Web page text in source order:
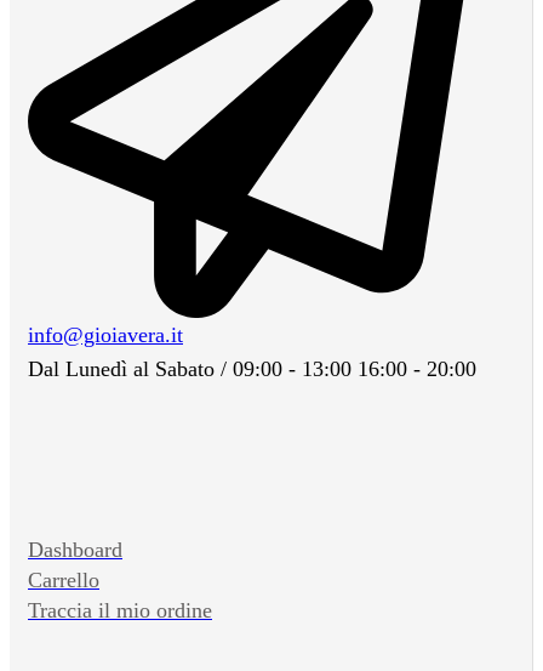
info@gioiavera.it
Dal Lunedì al Sabato / 09:00 - 13:00 16:00 - 20:00
Dashboard
Carrello
Traccia il mio ordine